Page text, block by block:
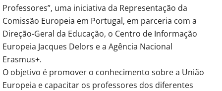
Professores”, uma iniciativa da Representação da
Comissão Europeia em Portugal, em parceria com a
Direção-Geral da Educação, o Centro de Informação
Europeia Jacques Delors e a Agência Nacional
Erasmus+.
O objetivo é promover o conhecimento sobre a União
Europeia e capacitar os professores dos diferentes